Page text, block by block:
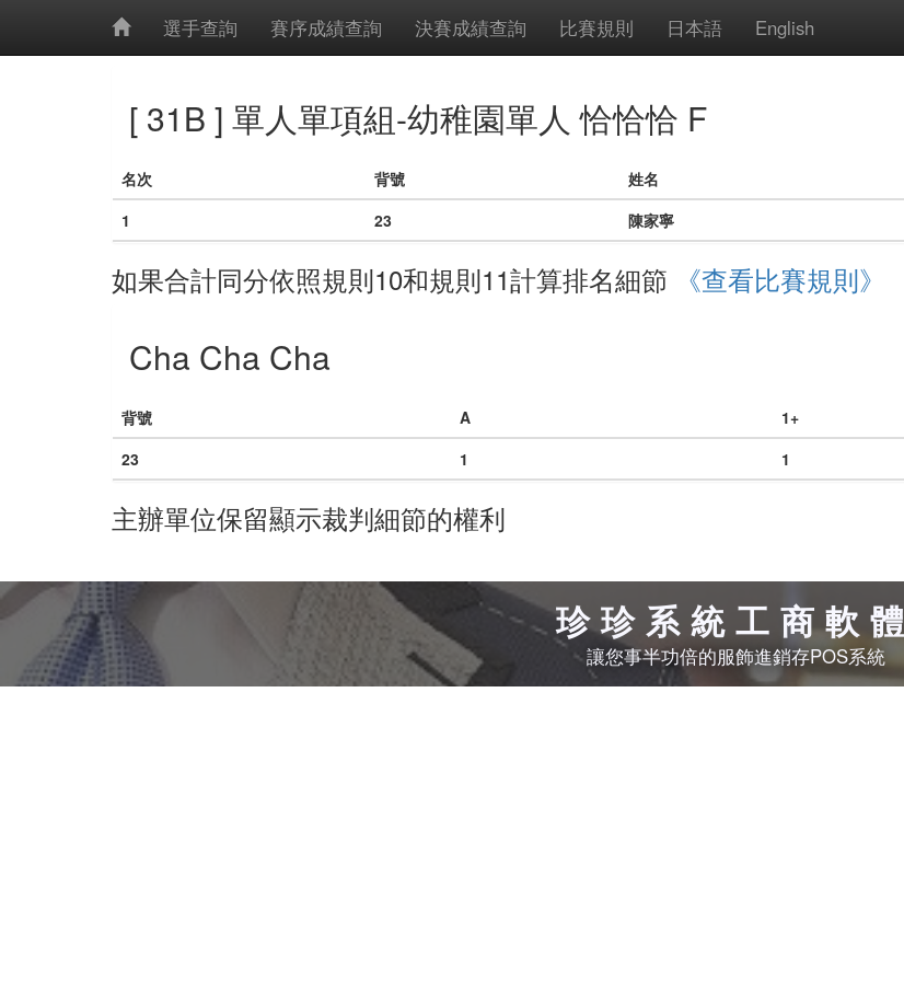
選手查詢 賽序成績查詢 決賽成績查詢 比賽規則 日本語 English
[ 31B ] 單人單項組-幼稚園單人 恰恰恰 F
名次 背號 姓名
1
23 陳家寧
如果合計同分依照規則10和規則11計算排名細節 《查看比賽規則》
Cha Cha Cha
背號 A 1+
23
1 1
主辦單位保留顯示裁判細節的權利
珍珍系統工商軟體
讓您事半功倍的服飾進銷存POS系統